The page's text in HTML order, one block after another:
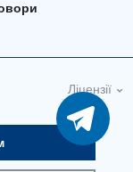
Ліцензії